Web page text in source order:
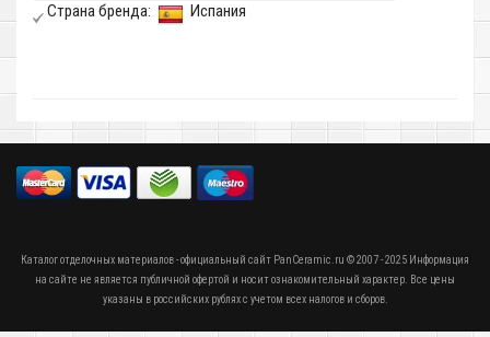
Страна бренда: Испания
Каталог отделочных материалов - официальный сайт PanCeramic.ru © 2007 - 2025 Информация
на сайте не является публичной офертой и носит ознакомительный характер. Все цены
указаны в российских рублях с учетом всех налогов и сборов.